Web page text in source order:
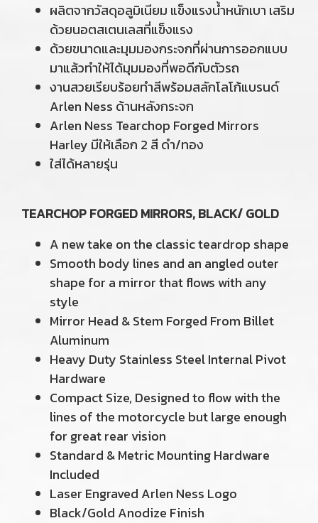
ผลิตจากวัสดุอลูมิเนียม แข็งแรงน้ำหนักเบา เสริม
ด้วยนอตสเตนเลสที่แข็งแรง
ด้วยขนาดและมุมมองกระจกที่ผ่านการออกแบบ
มาแล้วทำให้ได้มุมมองที่พอดีกับตัวรถ
งานสวยเรียบร้อยทำสีพร้อมสลักโลโก้แบรนด์
Arlen Ness ด้านหลังกระจก
Arlen Ness Tearchop Forged Mirrors
Harley มีให้เลือก 2 สี ดำ/ทอง
ใส่ได้หลายรุ่น
TEARCHOP FORGED MIRRORS, BLACK/ GOLD
A new take on the classic teardrop shape
Smooth body lines and an angled outer
shape for a mirror that flows with any
style
Mirror Head & Stem Forged From Billet
Aluminum
Heavy Duty Stainless Steel Internal Pivot
Hardware
Compact Size, Designed to flow with the
lines of the motorcycle but large enough
for great rear vision
Standard & Metric Mounting Hardware
Included
Laser Engraved Arlen Ness Logo
Black/Gold Anodize Finish